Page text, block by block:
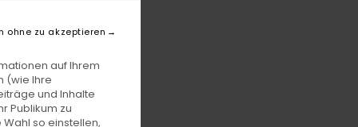
63%
RABATT EXTRA 25 %
auf Ihrem
(wie Ihre
und Inhalte
Publikum zu
so einstellen,
ohne zu akzeptieren